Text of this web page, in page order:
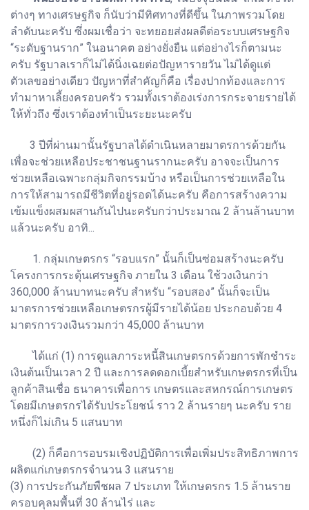
ต่างๆ ทางเศรษฐกิจ ก็นับว่ามีทิศทางที่ดีขึ้น ในภาพรวมโดย
ลำดับนะครับ ซึ่งผมเชื่อว่า จะทยอยส่งผลดีต่อระบบเศรษฐกิจ
“ระดับฐานราก” ในอนาคต อย่างยั่งยืน แต่อย่างไรก็ตามนะ
ครับ รัฐบาลเราก็ไม่ได้นิ่งเฉยต่อปัญหารายวัน ไม่ได้ดูแต่
ตัวเลขอย่างเดียว ปัญหาที่สำคัญก็คือ เรื่องปากท้องและการ
ทำมาหาเลี้ยงครอบครัว รวมทั้งเราต้องเร่งการกระจายรายได้
ให้ทั่วถึง ซึ่งเราต้องทำเป็นระยะนะครับ
3 ปีที่ผ่านมานั้นรัฐบาลได้ดำเนินหลายมาตรการด้วยกัน
เพื่อจะช่วยเหลือประชาชนฐานรากนะครับ อาจจะเป็นการ
ช่วยเหลือเฉพาะกลุ่มกิจกรรมบ้าง หรือเป็นการช่วยเหลือใน
การให้สามารถมีชีวิตที่อยู่รอดได้นะครับ คือการสร้างความ
เข้มแข็งผสมผสานกันไปนะครับกว่าประมาณ 2 ล้านล้านบาท
แล้วนะครับ อาทิ...
1. กลุ่มเกษตรกร “รอบแรก” นั้นก็เป็นซ่อมสร้างนะครับ
โครงการกระตุ้นเศรษฐกิจ ภายใน 3 เดือน ใช้วงเงินกว่า
360,000 ล้านบาทนะครับ สำหรับ “รอบสอง” นั้นก็จะเป็น
มาตรการช่วยเหลือเกษตรกรผู้มีรายได้น้อย ประกอบด้วย 4
มาตรการวงเงินรวมกว่า 45,000 ล้านบาท
ได้แก่ (1) การดูแลภาระหนี้สินเกษตรกรด้วยการพักชำระ
เงินต้นเป็นเวลา 2 ปี และการลดดอกเบี้ยสำหรับเกษตรกรที่เป็น
ลูกค้าสินเชื่อ ธนาคารเพื่อการ เกษตรและสหกรณ์การเกษตร
โดยมีเกษตรกรได้รับประโยชน์ ราว 2 ล้านรายๆ นะครับ ราย
หนึ่งก็ไม่เกิน 5 แสนบาท
(2) ก็คือการอบรมเชิงปฏิบัติการเพื่อเพิ่มประสิทธิภาพการ
ผลิตแก่เกษตรกรจำนวน 3 แสนราย
(3) การประกันภัยพืชผล 7 ประเภท ให้เกษตรกร 1.5 ล้านราย
ครอบคุลมพื้นที่ 30 ล้านไร่ และ